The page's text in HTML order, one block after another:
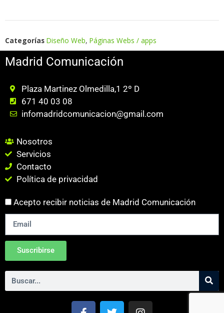
Categorías Diseño Web, Páginas Webs / apps
Madrid Comunicación
Plaza Martinez Olmedilla,1 2º D
671 40 03 08
infomadridcomunicacion@gmail.com
Nosotros
Servicios
Contacto
Política de privacidad
Acepto recibir noticias de Madrid Comunicación
Suscribirse